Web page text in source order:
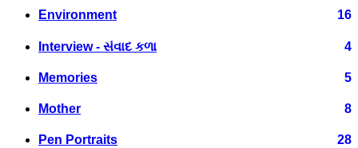
Environment 16
Interview - સંવાદ કળા 4
Memories 5
Mother 8
Pen Portraits 28